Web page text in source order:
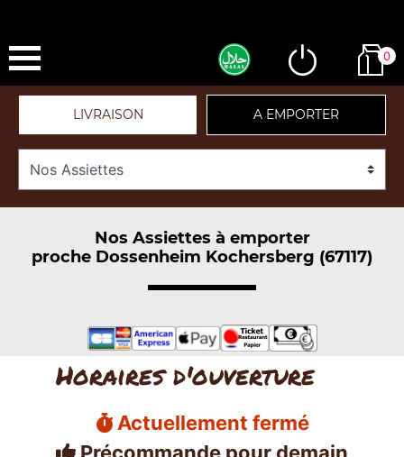
0
LIVRAISON A EMPORTER
Nos Assiettes à emporter
proche Dossenheim Kochersberg (67117)
Horaires d'ouverture
Actuellement fermé